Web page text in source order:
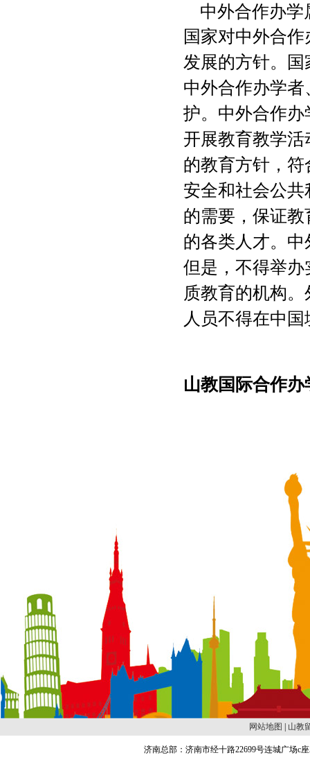
中外合作办学
国家对中外合
发展的方针。
中外合作办学
护。中外合作
开展教育教学
的教育方针，
安全和社会公
的需要，保证
的各类人才。
但是，不得举
质教育的机构
人员不得在中
山教国际合作
网站地图 山教
济南总部：济南市经十路22699号连城广场c